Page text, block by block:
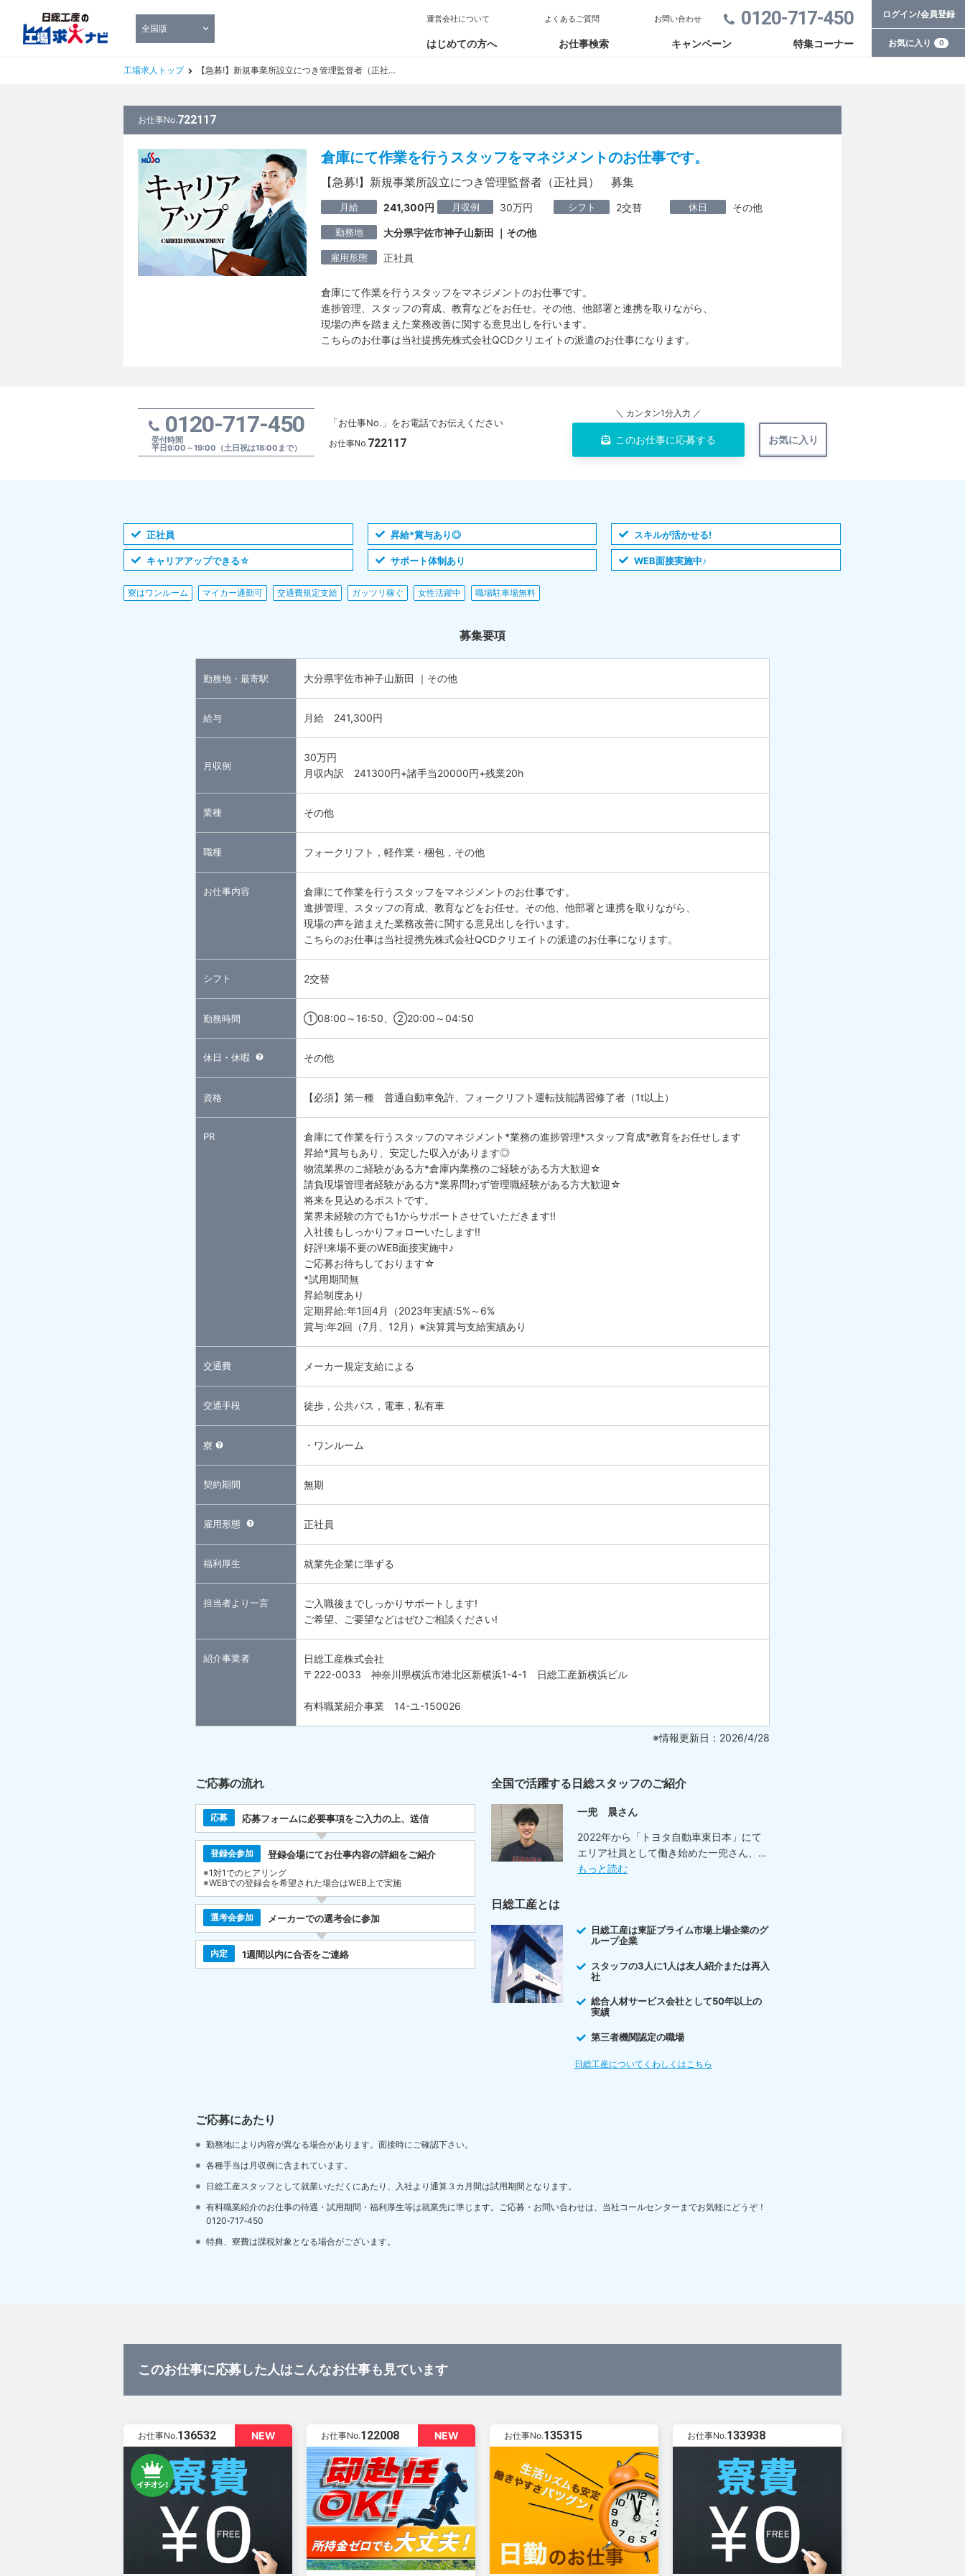
全国版 0120-717-450
はじめての方へ お仕事検索 キャンペーン 特集コーナー
運営会社について よくあるご質問 お問い合わせ ログイン/会員登録
お気に入り 0
工場求人トップ 【急募!】新規事業所設立につき管理監督者（正社員） 募集
お仕事No.722117
倉庫にて作業を行うスタッフをマネジメントのお仕事です。
【急募!】新規事業所設立につき管理監督者（正社員） 募集
月給 241,300円 月収例 30万円 シフト 2交替 休日 その他
勤務地 大分県宇佐市神子山新田 ｜その他
雇用形態 正社員
倉庫にて作業を行うスタッフをマネジメントのお仕事です。
進捗管理、スタッフの育成、教育などをお任せ。その他、他部署と連携を取りながら、
現場の声を踏まえた業務改善に関する意見出しを行います。
こちらのお仕事は当社提携先株式会社QCDクリエイトの派遣のお仕事になります。
0120-717-450
受付時間
平日9:00～19:00（土日祝は18:00まで）
「お仕事No.」をお電話でお伝えください
お仕事No. 722117
＼ カンタン1分入力 ／
このお仕事に応募する お気に入り
正社員 昇給*賞与あり◎ スキルが活かせる!
キャリアアップできる☆ サポート体制あり WEB面接実施中♪
寮はワンルーム マイカー通勤可 交通費規定支給 ガッツリ稼ぐ 女性活躍中 職場駐車場無料
募集要項
勤務地・最寄駅 大分県宇佐市神子山新田 ｜その他
給与 月給 241,300円
月収例
30万円
月収内訳 241300円+諸手当20000円+残業20h
業種 その他
職種 フォークリフト，軽作業・梱包，その他
お仕事内容
倉庫にて作業を行うスタッフをマネジメントのお仕事です。
進捗管理、スタッフの育成、教育などをお任せ。その他、他部署と連携を取りながら、
現場の声を踏まえた業務改善に関する意見出しを行います。
こちらのお仕事は当社提携先株式会社QCDクリエイトの派遣のお仕事になります。
シフト 2交替
勤務時間 ①08:00～16:50、②20:00～04:50
休日・休暇 その他
資格 【必須】第一種 普通自動車免許、フォークリフト運転技能講習修了者（1t以上）
PR
倉庫にて作業を行うスタッフのマネジメント*業務の進捗管理*スタッフ育成*教育をお任せします
昇給*賞与もあり、安定した収入があります◎
物流業界のご経験がある方*倉庫内業務のご経験がある方大歓迎☆
請負現場管理者経験がある方*業界問わず管理職経験がある方大歓迎☆
将来を見込めるポストです。
業界未経験の方でも1からサポートさせていただきます!!
入社後もしっかりフォローいたします!!
好評!来場不要のWEB面接実施中♪
ご応募お待ちしております☆
*試用期間無
昇給制度あり
定期昇給:年1回4月（2023年実績:5%～6%
賞与:年2回（7月、12月）※決算賞与支給実績あり
交通費 メーカー規定支給による
交通手段 徒歩，公共バス，電車，私有車
寮 ・ワンルーム
契約期間 無期
雇用形態 正社員
福利厚生 就業先企業に準ずる
担当者より一言
ご入職後までしっかりサポートします!
ご希望、ご要望などはぜひご相談ください!
紹介事業者
日総工産株式会社
〒222-0033 神奈川県横浜市港北区新横浜1-4-1 日総工産新横浜ビル
有料職業紹介事業 14-ユ-150026
※情報更新日：2026/4/28
ご応募の流れ
応募 応募フォームに必要事項をご入力の上、送信
登録会参加 登録会場にてお仕事内容の詳細をご紹介
※1対1でのヒアリング
※WEBでの登録会を希望された場合はWEB上で実施
選考会参加 メーカーでの選考会に参加
内定 1週間以内に合否をご連絡
全国で活躍する日総スタッフのご紹介
一兜 晨さん
2022年から「トヨタ自動車東日本」にて
エリア社員として働き始めた一兜さん、
もっと読む
日総工産とは
日総工産は東証プライム市場上場企業のグ
ループ企業
スタッフの3人に1人は友人紹介または再入
社
総合人材サービス会社として50年以上の
実績
第三者機関認定の職場
日総工産についてくわしくはこちら
ご応募にあたり
勤務地により内容が異なる場合があります。面接時にご確認下さい。
各種手当は月収例に含まれています。
日総工産スタッフとして就業いただくにあたり、入社より通算３カ月間は試用期間となります。
有料職業紹介のお仕事の待遇・試用期間・福利厚生等は就業先に準じます。ご応募・お問い合わせは、当社コールセンターまでお気軽にどうぞ！
0120‐717‐450
特典、寮費は課税対象となる場合がございます。
このお仕事に応募した人はこんなお仕事も見ています
NEW
お仕事No.136532 NEW
お仕事No.122008 お仕事No.135315 お仕事No.133938